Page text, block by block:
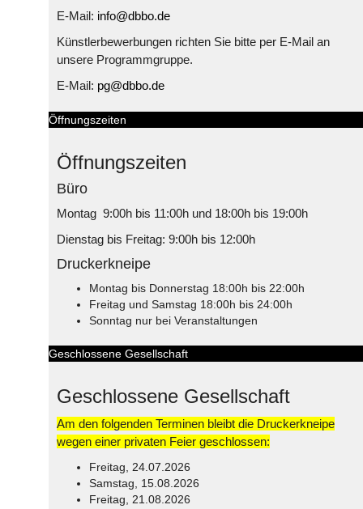
E-Mail: info@dbbo.de
Künstlerbewerbungen richten Sie bitte per E-Mail an
unsere Programmgruppe.
E-Mail: pg@dbbo.de
Öffnungszeiten
Öffnungszeiten
Büro
Montag 9:00h bis 11:00h und 18:00h bis 19:00h
Dienstag bis Freitag: 9:00h bis 12:00h
Druckerkneipe
Montag bis Donnerstag 18:00h bis 22:00h
Freitag und Samstag 18:00h bis 24:00h
Sonntag nur bei Veranstaltungen
Geschlossene Gesellschaft
Geschlossene Gesellschaft
Am den folgenden Terminen bleibt die Druckerkneipe
wegen einer privaten Feier geschlossen:
Freitag, 24.07.2026
Samstag, 15.08.2026
Freitag, 21.08.2026